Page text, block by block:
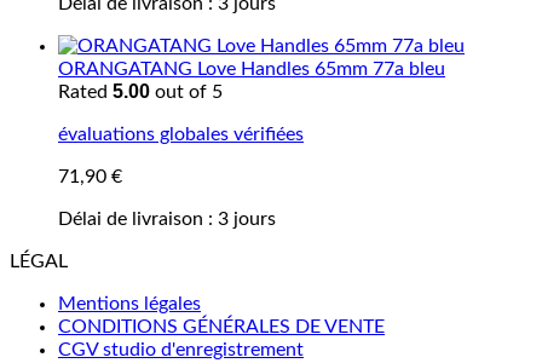
ORANGATANG Love Handles 65mm 77a bleu
Rated 5.00 out of 5
évaluations globales vérifiées
71,90 €
Délai de livraison : 3 jours
LÉGAL
Mentions légales
CONDITIONS GÉNÉRALES DE VENTE
CGV studio d'enregistrement